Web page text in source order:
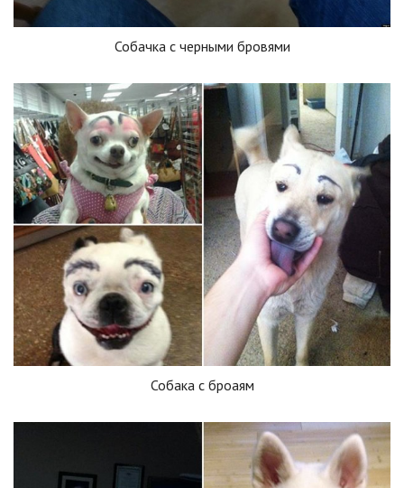
Собачка с черными бровями
Собака с броаям